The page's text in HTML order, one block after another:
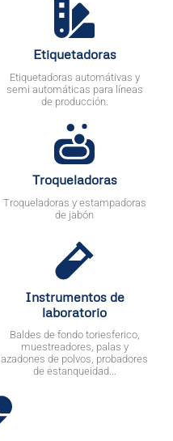
Etiquetadoras
Etiquetadoras automátivas y
semi automáticas para líneas
de producción.
Troqueladoras
Troqueladoras y estampadoras
de jabón
Instrumentos de
laboratorio
Baldes de fondo toriesferico,
muestreadores, palas y
azadones de polvos, probadores
de estanqueidad...